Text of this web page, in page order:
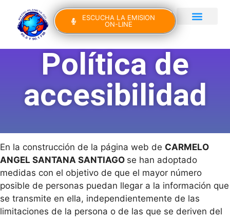
ESCUCHA LA EMISION
ON-LINE
Política de
accesibilidad
En la construcción de la página web de CARMELO
ANGEL SANTANA SANTIAGO se han adoptado
medidas con el objetivo de que el mayor número
posible de personas puedan llegar a la información que
se transmite en ella, independientemente de las
limitaciones de la persona o de las que se deriven del